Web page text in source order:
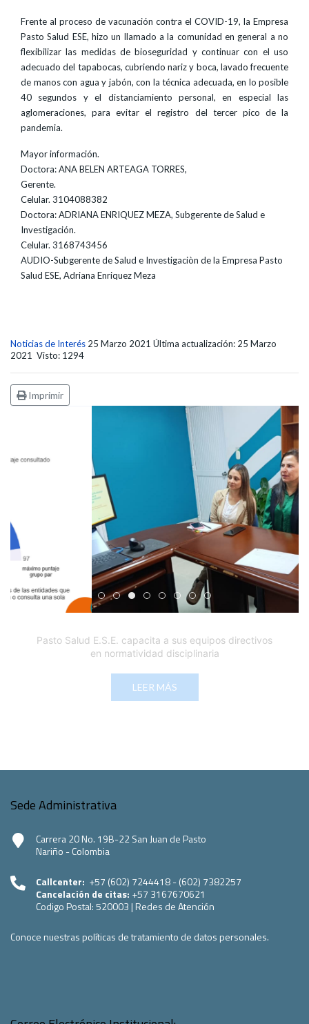
Frente al proceso de vacunación contra el COVID-19, la Empresa
Pasto Salud ESE, hizo un llamado a la comunidad en general a no
flexibilizar las medidas de bioseguridad y continuar con el uso
adecuado del tapabocas, cubriendo nariz y boca, lavado frecuente
de manos con agua y jabón, con la técnica adecuada, en lo posible
40 segundos y el distanciamiento personal, en especial las
aglomeraciones, para evitar el registro del tercer pico de la
pandemia.
Mayor información.
Doctora: ANA BELEN ARTEAGA TORRES,
Gerente.
Celular. 3104088382
Doctora: ADRIANA ENRIQUEZ MEZA, Subgerente de Salud e
Investigación.
Celular. 3168743456
AUDIO-Subgerente de Salud e Investigaciòn de la Empresa Pasto
Salud ESE, Adriana Enriquez Meza
Noticias de Interés 25 Marzo 2021 Última actualización: 25 Marzo
2021 Visto: 1294
Imprimir
Edicto Emplazatorio a los Afiliados en el Régimen
Pasto Salud ESE lidera gestión institucional
Pasto Salud E.S.E. capacita a sus equipos
Último día para inscripciones en
Viceministro garantiza
Mil pesos que salvan vidas:
Cápsula 18-26 - Reporte
Cápsula 17-26 -
Pasto Salud E.S.E. capacita a sus equipos directivos
en normatividad disciplinaria
LEER MÁS
Sede Administrativa
Carrera 20 No. 19B-22 San Juan de Pasto
Nariño - Colombia
Callcenter: +57 (602) 7244418 - (602) 7382257
Cancelación de citas: +57 3167670621
Codigo Postal:520003 | Redes de Atención
Conoce nuestras políticas de tratamiento de datos personales.